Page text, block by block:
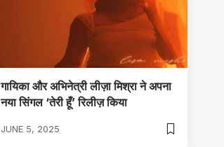
गायिका और अभिनेत्री लीज़ा मिश्रा ने अपना
नया सिंगल ‘तेरी हूँ’ रिलीज़ किया
JUNE 5, 2025